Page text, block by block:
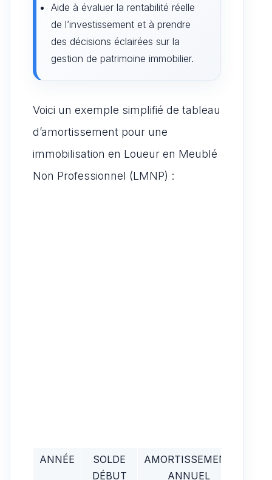
Aide à évaluer la rentabilité réelle
de l’investissement et à prendre
des décisions éclairées sur la
gestion de patrimoine immobilier.
Voici un exemple simplifié de tableau
d’amortissement pour une
immobilisation en Loueur en Meublé
Non Professionnel (LMNP) :
ANNÉE
SOLDE
DÉBUT
AMORTISSEMENT
ANNUEL